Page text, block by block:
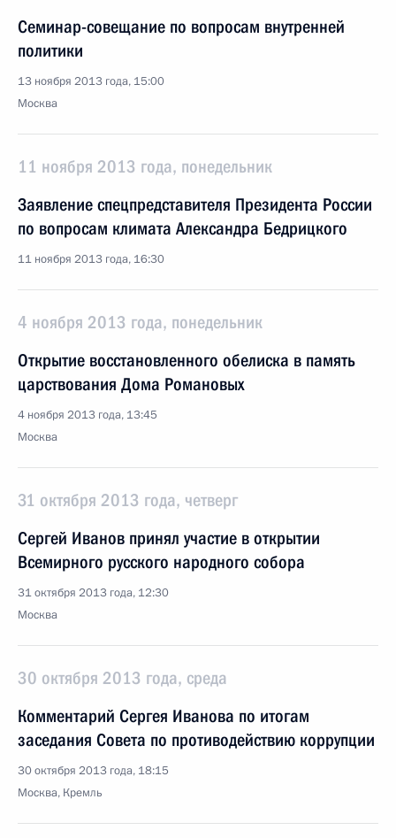
Семинар-совещание по вопросам внутренней
политики
13 ноября 2013 года, 15:00
Москва
11 ноября 2013 года, понедельник
Заявление спецпредставителя Президента России
по вопросам климата Александра Бедрицкого
11 ноября 2013 года, 16:30
4 ноября 2013 года, понедельник
Открытие восстановленного обелиска в память
царствования Дома Романовых
4 ноября 2013 года, 13:45
Москва
31 октября 2013 года, четверг
Сергей Иванов принял участие в открытии
Всемирного русского народного собора
31 октября 2013 года, 12:30
Москва
30 октября 2013 года, среда
Комментарий Сергея Иванова по итогам
заседания Совета по противодействию коррупции
30 октября 2013 года, 18:15
Москва, Кремль